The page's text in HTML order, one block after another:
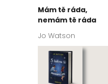
Mám tě ráda,
nemám tě ráda
Jo Watson